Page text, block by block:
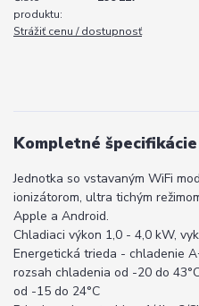
produktu:
Strážiť cenu / dostupnosť
Kompletné špecifikácie
Jednotka so vstavaným WiFi
ionizátorom, ultra tichým
Apple a Android.
Chladiaci výkon 1,0 - 4,0 kW,
Energetická trieda - chladenie
rozsah chladenia od -20 do
od -15 do 24°C